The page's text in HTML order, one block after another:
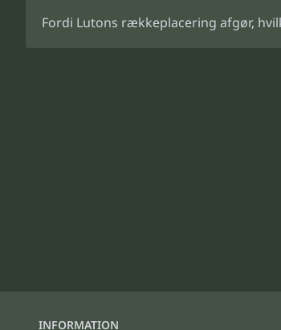
Fordi Lutons rækkeplacering afgør,
INFORMATION